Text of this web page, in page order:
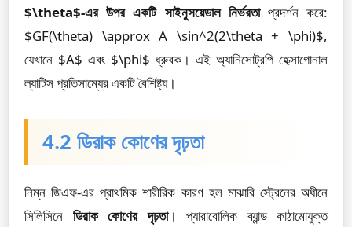
$\theta$-এর উপর একটি সাইনুসয়েডাল নির্ভরতাপ্রদর্শন করে:
$GF(\theta) \approx A \sin^2(2\theta + \phi)$,
যেখানে $A$ এবং $\phi$ ধ্রুবক। এই অ্যানিসোট্রপি হেক্সাগোনাল
ল্যাটিস প্রতিসাম্যের একটি বৈশিষ্ট্য।
4.2 ডিরাক কোণের দৃঢ়তা
নিম্ন জিএফ-এর প্রাথমিক শারীরিক কারণ হল মাঝারি স্ট্রেনের অধীনে
সিলিসিনে ডিরাক কোণের দৃঢ়তা। প্যারাবোলিক ব্যান্ড কাঠামোযুক্ত